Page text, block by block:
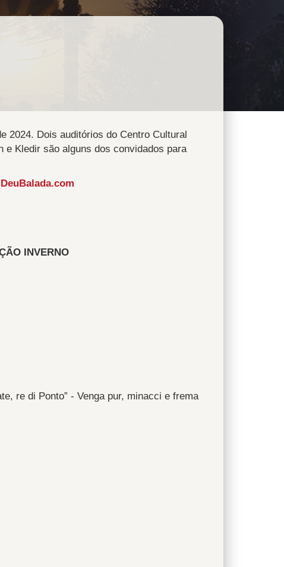
2024. Dois auditórios do Centro Cultural
e Kledir são alguns dos convidados para
DeuBalada.com
INVERNO
re di Ponto” - Venga pur, minacci e frema